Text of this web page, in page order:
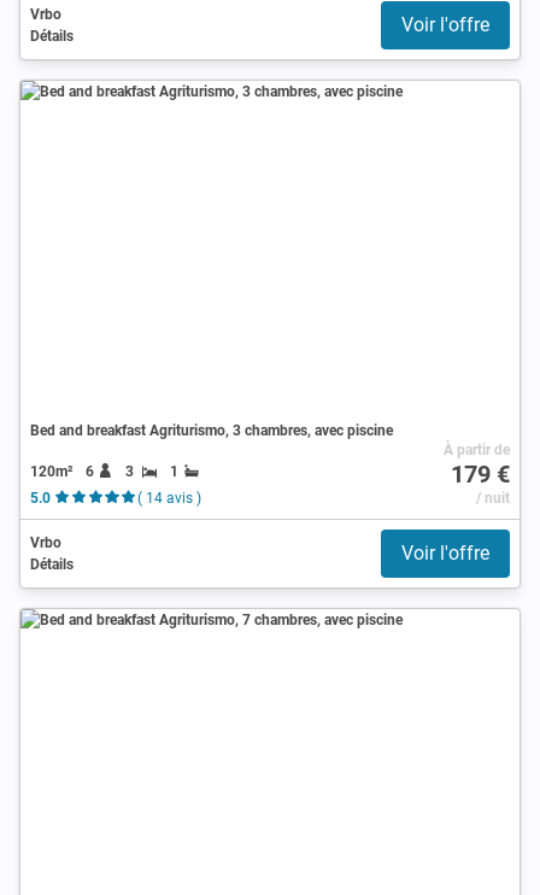
Vrbo
Détails
Voir l'offre
Bed and breakfast Agriturismo, 3 chambres, avec piscine
120m² 6 3
1
5.0
( 14 avis )
À partir de
179 €
/ nuit
Vrbo
Détails
Voir l'offre